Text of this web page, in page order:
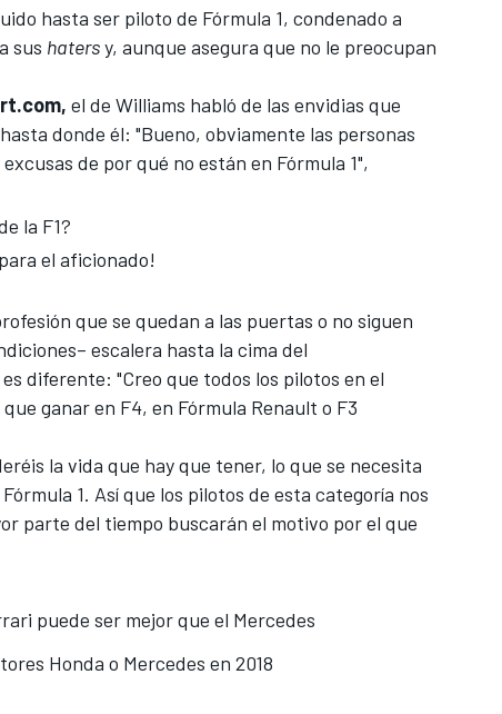
hasta ser piloto de Fórmula 1, condenado a
sus hatersy, aunque asegura que no le preocupan
el de Williams habló de las envidias que
donde él: "Bueno, obviamente las personas
de por qué no están en Fórmula 1",
la F1?
el aficionado!
que se quedan a las puertas o no siguen
escalera hasta la cima del
diferente: "Creo que todos los pilotos en el
ganar en F4, en Fórmula Renault o F3
la vida que hay que tener, lo que se necesita
1. Así que los pilotos de esta categoría nos
parte del tiempo buscarán el motivo por el que
puede ser mejor que el Mercedes
Honda o Mercedes en 2018